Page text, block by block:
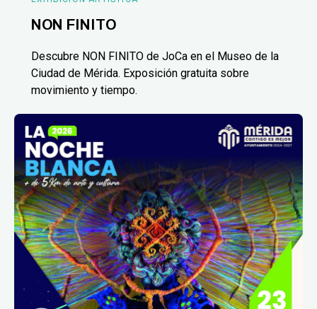
NON FINITO
Descubre NON FINITO de JoCa en el Museo de la
Ciudad de Mérida. Exposición gratuita sobre
movimiento y tiempo.